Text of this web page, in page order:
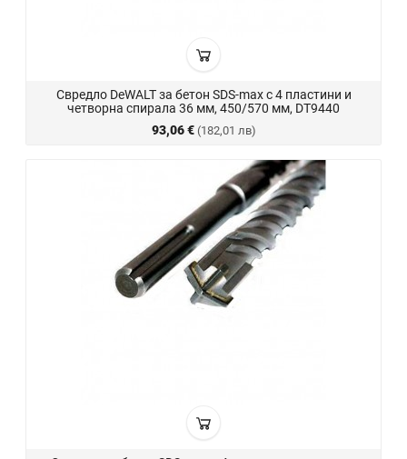
Свредло DeWALT за бетон SDS-max с 4 пластини и
четворна спирала 36 мм, 450/570 мм, DT9440
93,06 € (182,01 лв)